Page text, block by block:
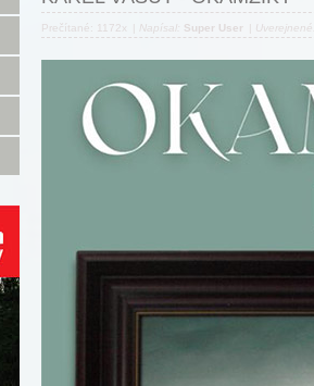
Prečítané: 1172x Napísal: Super User Uverejnené: